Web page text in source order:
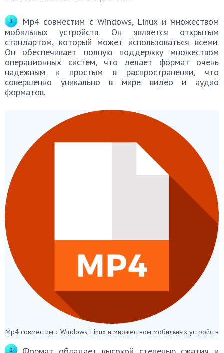
Mp4 совместим с Windows, Linux и множеством
мобильных устройств. Он является открытым
стандартом, который может использоваться всеми.
Он обеспечивает полную поддержку множеством
операционных систем, что делает формат очень
надежным и простым в распространении, что
совершенно уникально в мире видео и аудио
форматов.
Mp4 совместим с Windows, Linux и множеством мобильных устройств
Формат обладает высокой степенью сжатия и